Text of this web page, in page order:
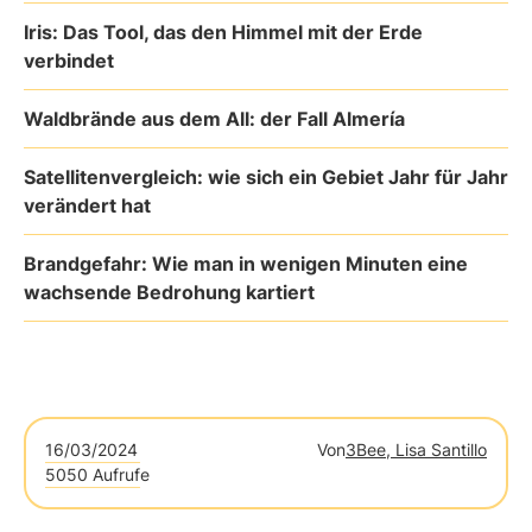
Iris: Das Tool, das den Himmel mit der Erde
verbindet
Waldbrände aus dem All: der Fall Almería
Satellitenvergleich: wie sich ein Gebiet Jahr für Jahr
verändert hat
Brandgefahr: Wie man in wenigen Minuten eine
wachsende Bedrohung kartiert
16/03/2024 Von3Bee, Lisa Santillo
5050 Aufrufe